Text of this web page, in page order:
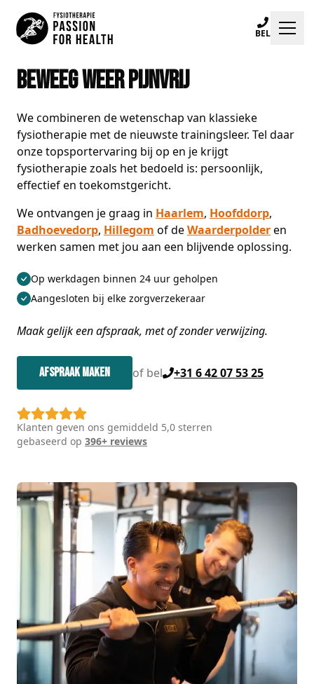
BEL
Klachten
Specialisaties
Trainingen
Locaties
Praktijkinfo
Blogs
Afspraak maken
Beweeg weer pijnvrij
We combineren de wetenschap van klassieke
fysiotherapie met de nieuwste trainingsleer. Tel daar
onze topsportervaring bij op en je krijgt
fysiotherapie zoals het bedoeld is: persoonlijk,
effectief en toekomstgericht.
We ontvangen je graag in Haarlem, Hoofddorp,
Badhoevedorp, Hillegom of deWaarderpolderen
werken samen met jou aan een blijvende oplossing.
Op werkdagen binnen 24 uur geholpen
Aangesloten bij elke zorgverzekeraar
Maak gelijk een afspraak, met of zonder verwijzing.
Afspraak maken of bel +31 6 42 07 53 25
Klanten geven ons gemiddeld 5,0 sterren
gebaseerd op 396+ reviews